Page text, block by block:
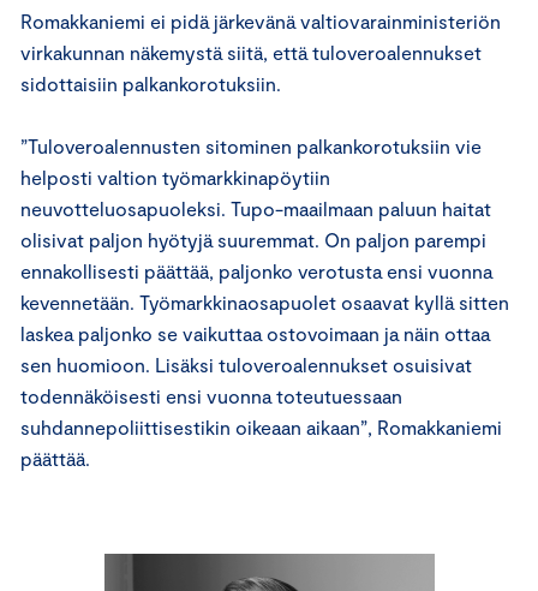
Romakkaniemi ei pidä järkevänä valtiovarainministeriön
virkakunnan näkemystä siitä, että tuloveroalennukset
sidottaisiin palkankorotuksiin.
”Tuloveroalennusten sitominen palkankorotuksiin vie
helposti valtion työmarkkinapöytiin
neuvotteluosapuoleksi. Tupo-maailmaan paluun haitat
olisivat paljon hyötyjä suuremmat. On paljon parempi
ennakollisesti päättää, paljonko verotusta ensi vuonna
kevennetään. Työmarkkinaosapuolet osaavat kyllä sitten
laskea paljonko se vaikuttaa ostovoimaan ja näin ottaa
sen huomioon. Lisäksi tuloveroalennukset osuisivat
todennäköisesti ensi vuonna toteutuessaan
suhdannepoliittisestikin oikeaan aikaan”, Romakkaniemi
päättää.